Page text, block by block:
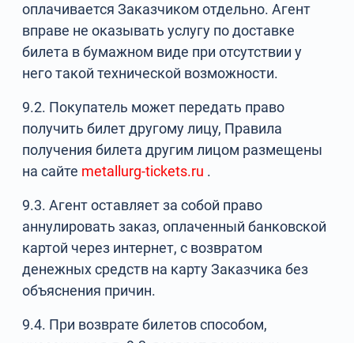
оплачивается Заказчиком отдельно. Агент
вправе не оказывать услугу по доставке
билета в бумажном виде при отсутствии у
него такой технической возможности.
9.2. Покупатель может передать право
получить билет другому лицу, Правила
получения билета другим лицом размещены
на сайте metallurg-tickets.ru .
9.3. Агент оставляет за собой право
аннулировать заказ, оплаченный банковской
картой через интернет, с возвратом
денежных средств на карту Заказчика без
объяснения причин.
9.4. При возврате билетов способом,